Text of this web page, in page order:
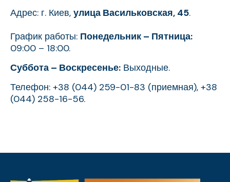
Адрес: г. Киев, улица Васильковская, 45.
График работы: Понедельник – Пятница:
09:00 – 18:00.
Суббота – Воскресенье: Выходные.
Телефон: +38 (044) 259-01-83 (приемная), +38
(044) 258-16-56.